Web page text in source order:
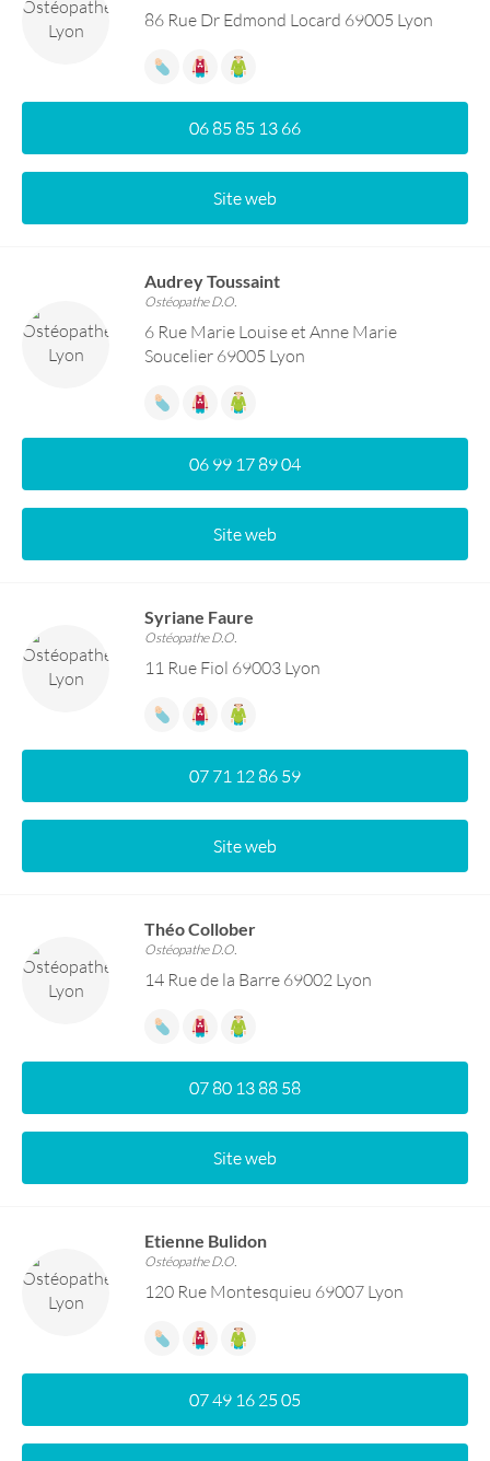
86 Rue Dr Edmond Locard 69005 Lyon
06 85 85 13 66
Site web
Audrey Toussaint
Ostéopathe D.O.
6 Rue Marie Louise et Anne Marie
Soucelier 69005 Lyon
06 99 17 89 04
Site web
Syriane Faure
Ostéopathe D.O.
11 Rue Fiol 69003 Lyon
07 71 12 86 59
Site web
Théo Collober
Ostéopathe D.O.
14 Rue de la Barre 69002 Lyon
07 80 13 88 58
Site web
Etienne Bulidon
Ostéopathe D.O.
120 Rue Montesquieu 69007 Lyon
07 49 16 25 05